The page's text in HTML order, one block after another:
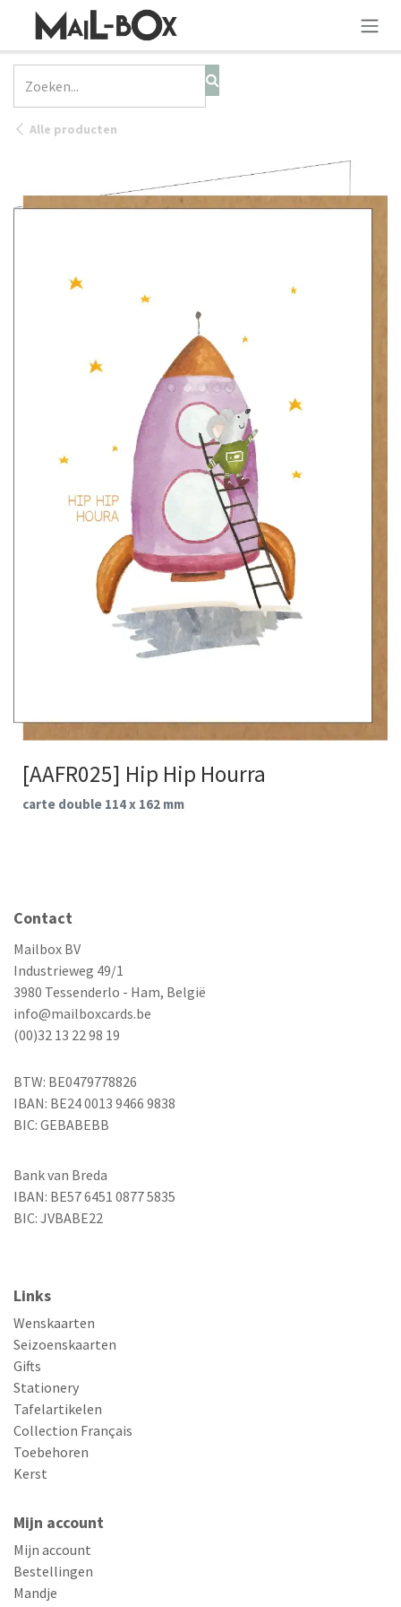
OVERSLAAN NAAR INHOUD
Alle producten
[AAFR025] Hip Hip Hourra
carte double 114 x 162 mm
Contact
Mailbox BV
Industrieweg 49/1
3980 Tessenderlo - Ham, België
info@mailboxcards.be
(00)32 13 22 98 19
BTW: BE0479778826
IBAN: BE24 0013 9466 9838
BIC: GEBABEBB
Bank van Breda
IBAN: BE57 6451 0877 5835
BIC: JVBABE22
Links
Wenskaarten
Seizoenskaarten
Gifts
Stationery
Tafelartikelen
Collection Français
Toebehoren
Kerst
Mijn account
Mijn account
Bestellingen
Mandje